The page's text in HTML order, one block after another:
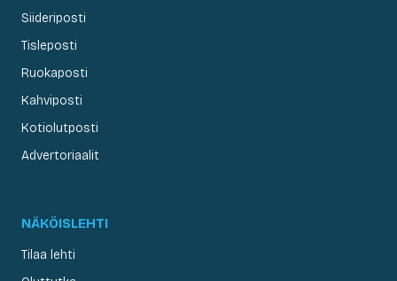
Siideriposti
Tisleposti
Ruokaposti
Kahviposti
Kotiolutposti
Advertoriaalit
NÄKÖISLEHTI
Tilaa lehti